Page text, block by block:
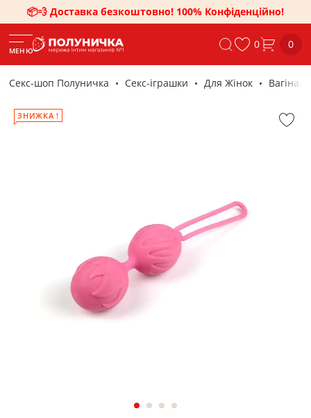
📦💨 Доставка безкоштовно! 100% Конфіденційно!
МЕНЮ 0 0
Секс-шоп Полуничка Секс-iграшки Для Жінок
ЗНИЖКА !